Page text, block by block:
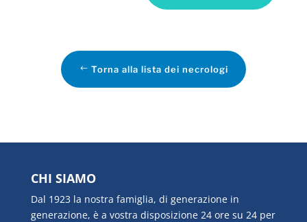
Torna alla lista dei necrologi
CHI SIAMO
Dal 1923 la nostra famiglia, di generazione in
generazione, è a vostra disposizione 24 ore su 24 per